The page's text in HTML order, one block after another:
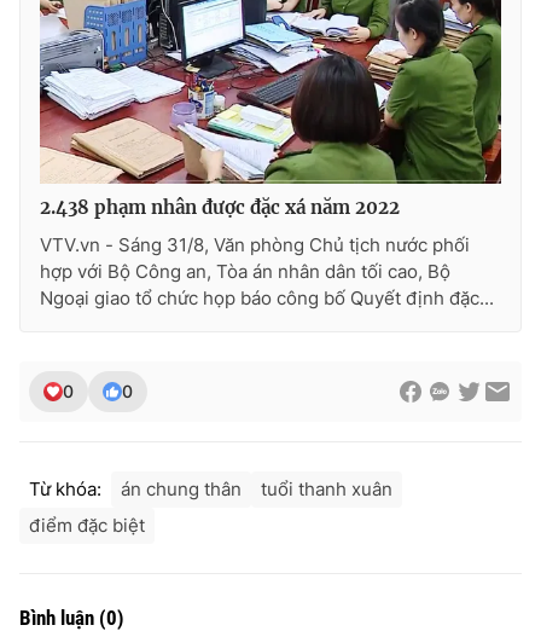
Ðiện thoại Thời báo VTV:024.66 897 897
Email:toasoan@vtv.vn
Liên hệ quảng cáo:024-7300.7108
2.438 phạm nhân được đặc xá năm 2022
VTV.vn - Sáng 31/8, Văn phòng Chủ tịch nước phối
hợp với Bộ Công an, Tòa án nhân dân tối cao, Bộ
Ngoại giao tổ chức họp báo công bố Quyết định đặc...
0 0
Từ khóa: án chung thân
tuổi thanh xuân
điểm đặc biệt
Bình luận (0)